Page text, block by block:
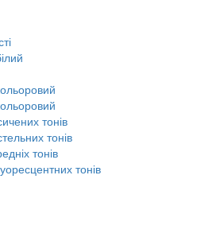
тонів
тонів
тонів
тонів